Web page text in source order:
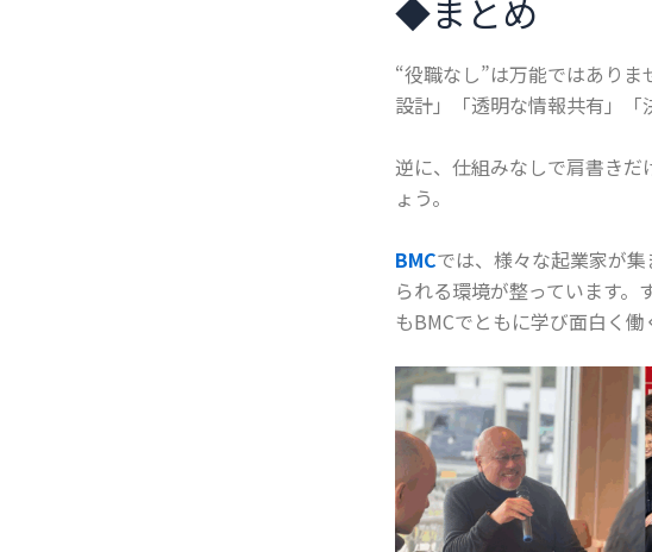
◆まとめ
“役職なし”は万能ではあり
設計」「透明な情報共有」「
逆に、仕組みなしで肩書き
ょう。
BMCでは、様々な起業家が
られる環境が整っています。
もBMCでともに学び面白く働